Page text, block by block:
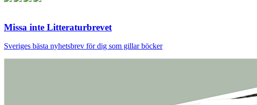
Missa inte Litteraturbrevet
Sveriges bästa nyhetsbrev för dig som gillar böcker